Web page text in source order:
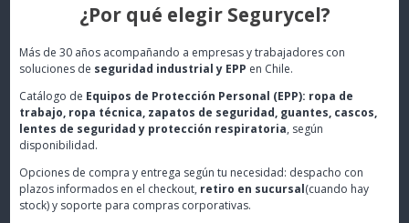
¿Por qué elegir Segurycel?
Más de 30 años acompañando a empresas y trabajadores con
soluciones de seguridad industrial y EPP en Chile.
Catálogo de Equipos de Protección Personal (EPP): ropa de
trabajo, ropa técnica, zapatos de seguridad, guantes, cascos,
lentes de seguridad y protección respiratoria, según
disponibilidad.
Opciones de compra y entrega según tu necesidad: despacho con
plazos informados en el checkout, retiro en sucursal(cuando hay
stock) y soporte para compras corporativas.